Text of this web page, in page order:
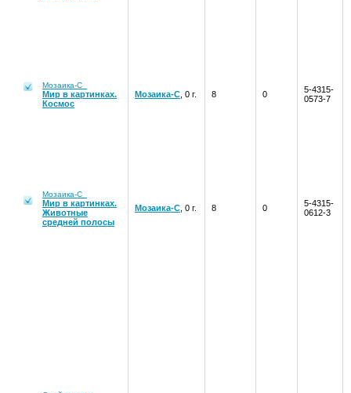
Мозаика-С
Мир в картинках.
Космос
Мозаика-С , 0 г. 8 0
5-4315-
0573-7
Мозаика-С
Мир в картинках.
Животные
средней полосы
Мозаика-С , 0 г. 8 0
5-4315-
0612-3